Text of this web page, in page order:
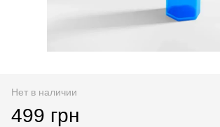
Нет в наличии
499 грн